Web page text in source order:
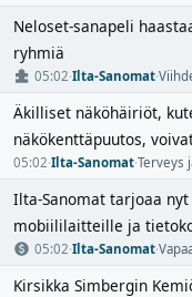
Neloset-sanapeli
ryhmiä
05:02·Ilta-Sanomat·
Äkilliset näköhäiriöt,
näkökenttäpuutos,
05:02·Ilta-Sanomat·Terveys
Ilta-Sanomat tarjoaa
mobiililaitteille ja
05:02·Ilta-Sanomat·
Kirsikka Simbergin